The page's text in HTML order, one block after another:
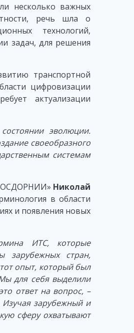
несколько важных
речь шла о
технологий,
задач, для решения
транспортной
цифровизации
актуализации
эволюции.
своеобразного
системам
Николай
в области
и появления новых
ИТС, которые
зарубежных стран,
опыт, который был
для себя выделили
ответ на вопрос, –
Изучая зарубежный и
сферу охватывают